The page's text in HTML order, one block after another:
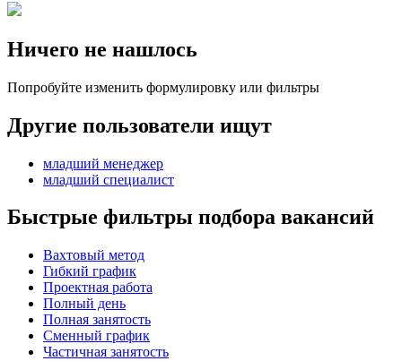
Ничего не нашлось
Попробуйте изменить формулировку или фильтры
Другие пользователи ищут
младший менеджер
младший специалист
Быстрые фильтры подбора вакансий
Вахтовый метод
Гибкий график
Проектная работа
Полный день
Полная занятость
Сменный график
Частичная занятость